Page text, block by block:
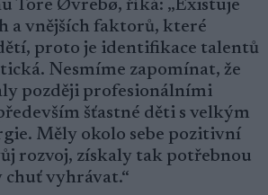
Tore Øvrebø, říká: „Existuje
a vnějších faktorů, které
proto je identifikace talentů
Nesmíme zapomínat, že
později profesionálními
šťastné děti s velkým
Měly okolo sebe pozitivní
rozvoj, získaly tak potřebnou
chuť vyhrávat.“